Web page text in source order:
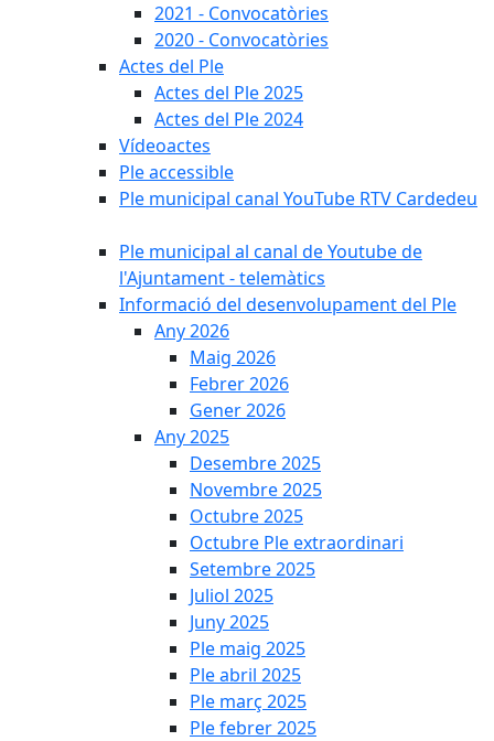
2021 - Convocatòries
2020 - Convocatòries
Actes del Ple
Actes del Ple 2025
Actes del Ple 2024
Vídeoactes
Ple accessible
Ple municipal canal YouTube RTV Cardedeu
Ple municipal al canal de Youtube de
l'Ajuntament - telemàtics
Informació del desenvolupament del Ple
Any 2026
Maig 2026
Febrer 2026
Gener 2026
Any 2025
Desembre 2025
Novembre 2025
Octubre 2025
Octubre Ple extraordinari
Setembre 2025
Juliol 2025
Juny 2025
Ple maig 2025
Ple abril 2025
Ple març 2025
Ple febrer 2025